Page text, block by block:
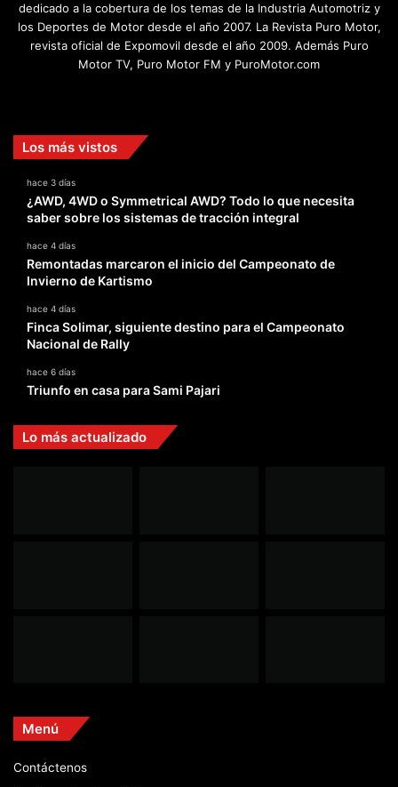
dedicado a la cobertura de los temas de la Industria Automotriz y
los Deportes de Motor desde el año 2007. La Revista Puro Motor,
revista oficial de Expomovil desde el año 2009. Además Puro
Motor TV, Puro Motor FM y PuroMotor.com
Los más vistos
hace 3 días
¿AWD, 4WD o Symmetrical AWD? Todo lo que necesita
saber sobre los sistemas de tracción integral
hace 4 días
Remontadas marcaron el inicio del Campeonato de
Invierno de Kartismo
hace 4 días
Finca Solimar, siguiente destino para el Campeonato
Nacional de Rally
hace 6 días
Triunfo en casa para Sami Pajari
Lo más actualizado
Menú
Contáctenos